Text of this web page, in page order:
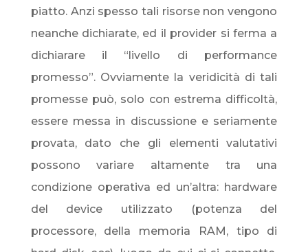
piatto. Anzi spesso tali risorse non vengono
neanche dichiarate, ed il provider si ferma a
dichiarare il “livello di performance
promesso”. Ovviamente la veridicità di tali
promesse può, solo con estrema difficoltà,
essere messa in discussione e seriamente
provata, dato che gli elementi valutativi
possono variare altamente tra una
condizione operativa ed un’altra: hardware
del device utilizzato (potenza del
processore, della memoria RAM, tipo di